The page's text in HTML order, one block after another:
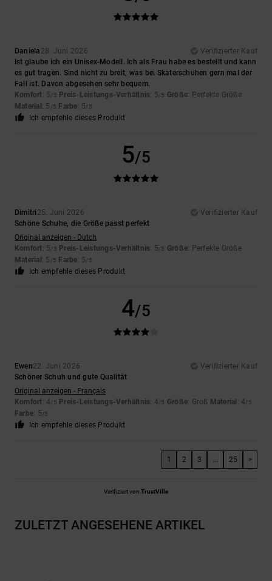
Daniela 28. Juni 2026
Verifizierter Kauf
Ist glaube ich ein Unisex-Modell. Ich als Frau habe es bestellt und kann
es gut tragen. Sind nicht zu breit, was bei Skaterschuhen gern mal der
Fall ist. Davon abgesehen sehr bequem.
Komfort: 5/5 Preis-Leistungs-Verhältnis: 5/5 Größe: Perfekte Größe
Material : 5 /5 Farbe: 5/5
Ich empfehle dieses Produkt
5/5
Dimitri 25. Juni 2026
Verifizierter Kauf
Schöne Schuhe, die Größe passt perfekt
Original anzeigen - Dutch
Komfort: 5/5 Preis-Leistungs-Verhältnis: 5/5 Größe: Perfekte Größe
Material : 5 /5 Farbe: 5/5
Ich empfehle dieses Produkt
4/5
Ewen22. Juni 2026
Verifizierter Kauf
Schöner Schuh und gute Qualität
Original anzeigen - Français
Komfort: 4/5 Preis-Leistungs-Verhältnis: 4/5 Größe: Groß Material : 4/5
Farbe: 5/5
Ich empfehle dieses Produkt
1 2 3 ... 25 >
Verifiziert von TrustVille
ZULETZT ANGESEHENE ARTIKEL